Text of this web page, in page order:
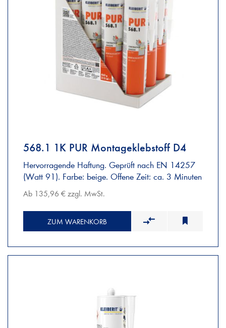
568.1 1K PUR Montageklebstoff D4
Hervorragende Haftung. Geprüft nach EN 14257
(Watt 91). Farbe: beige. Offene Zeit: ca. 3 Minuten
Ab 135,96 € zzgl. MwSt.
ZUM WARENKORB